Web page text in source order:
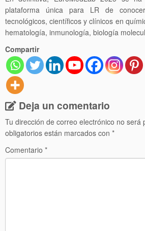
plataforma única para LR de
tecnológicos, científicos y clínicos en
hematología, inmunología, biología
Compartir
Deja un comentario
Tu dirección de correo electrónico no será
obligatorios están marcados con *
Comentario *